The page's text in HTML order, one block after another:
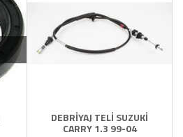
DEBRİYAJ TELİ SUZUKİ
CARRY 1.3 99-04